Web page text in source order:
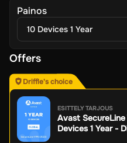
Painos
10 Devices 1 Year
Offers
Driffle's choice
ESITTELY TARJOUS
Avast
Devices 1 Year -